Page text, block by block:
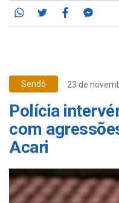
Whatsapp
TwitterFacebook
Seridó 23 de
Polícia
com
Acari